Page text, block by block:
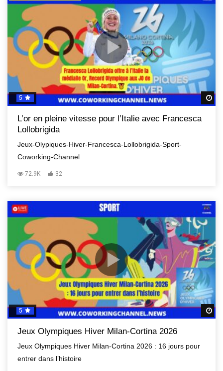
5
L’or en pleine vitesse pour l’Italie avec Francesca
Lollobrigida
Jeux-Olypiques-Hiver-Francesca-Lollobrigida-Sport-
Coworking-Channel
72.9K 32
5
Jeux Olympiques Hiver Milan-Cortina 2026
Jeux Olympiques Hiver Milan-Cortina 2026 : 16 jours pour
entrer dans l’histoire